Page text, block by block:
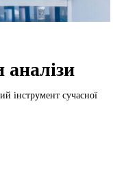
інструмент сучасної